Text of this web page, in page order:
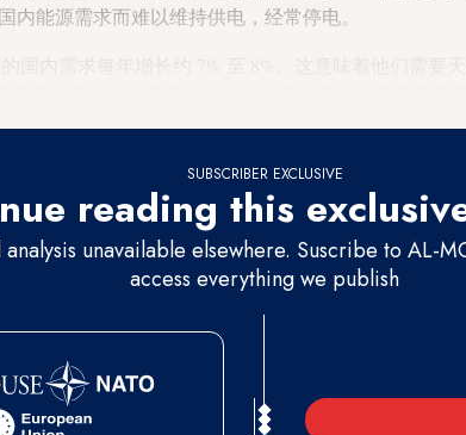
内能源需求而难以维持供电，经常停电。
SUBSCRIBER EXCLUSIVE
reading this
unavailable elsewhere. Suscribe to AL-
access everything we publish